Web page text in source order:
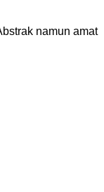
namun amat